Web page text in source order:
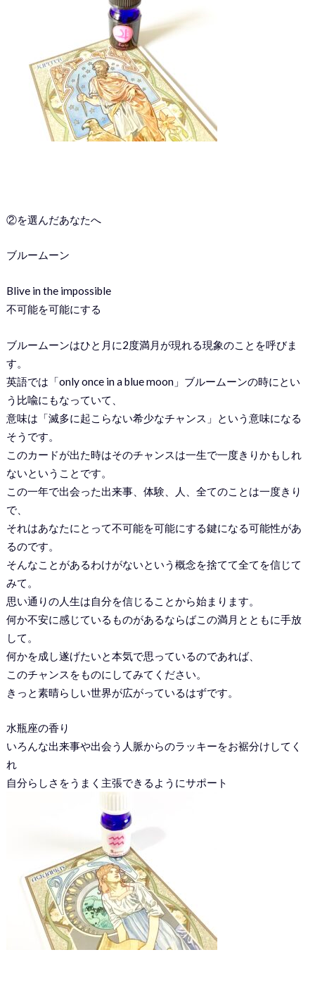
②を選んだあなたへ
ブルームーン
Blive in the impossible
不可能を可能にする
ブルームーンはひと月に2度満月が現れる現象のことを呼びま
す。
英語では「only once in a blue moon」ブルームーンの時にとい
う比喩にもなっていて、
意味は「滅多に起こらない希少なチャンス」という意味になる
そうです。
このカードが出た時はそのチャンスは一生で一度きりかもしれ
ないということです。
この一年で出会った出来事、体験、人、全てのことは一度きり
で、
それはあなたにとって不可能を可能にする鍵になる可能性があ
るのです。
そんなことがあるわけがないという概念を捨てて全てを信じて
みて。
思い通りの人生は自分を信じることから始まります。
何か不安に感じているものがあるならばこの満月とともに手放
して。
何かを成し遂げたいと本気で思っているのであれば、
このチャンスをものにしてみてください。
きっと素晴らしい世界が広がっているはずです。
水瓶座の香り
いろんな出来事や出会う人脈からのラッキーをお裾分けしてく
れ
自分らしさをうまく主張できるようにサポート